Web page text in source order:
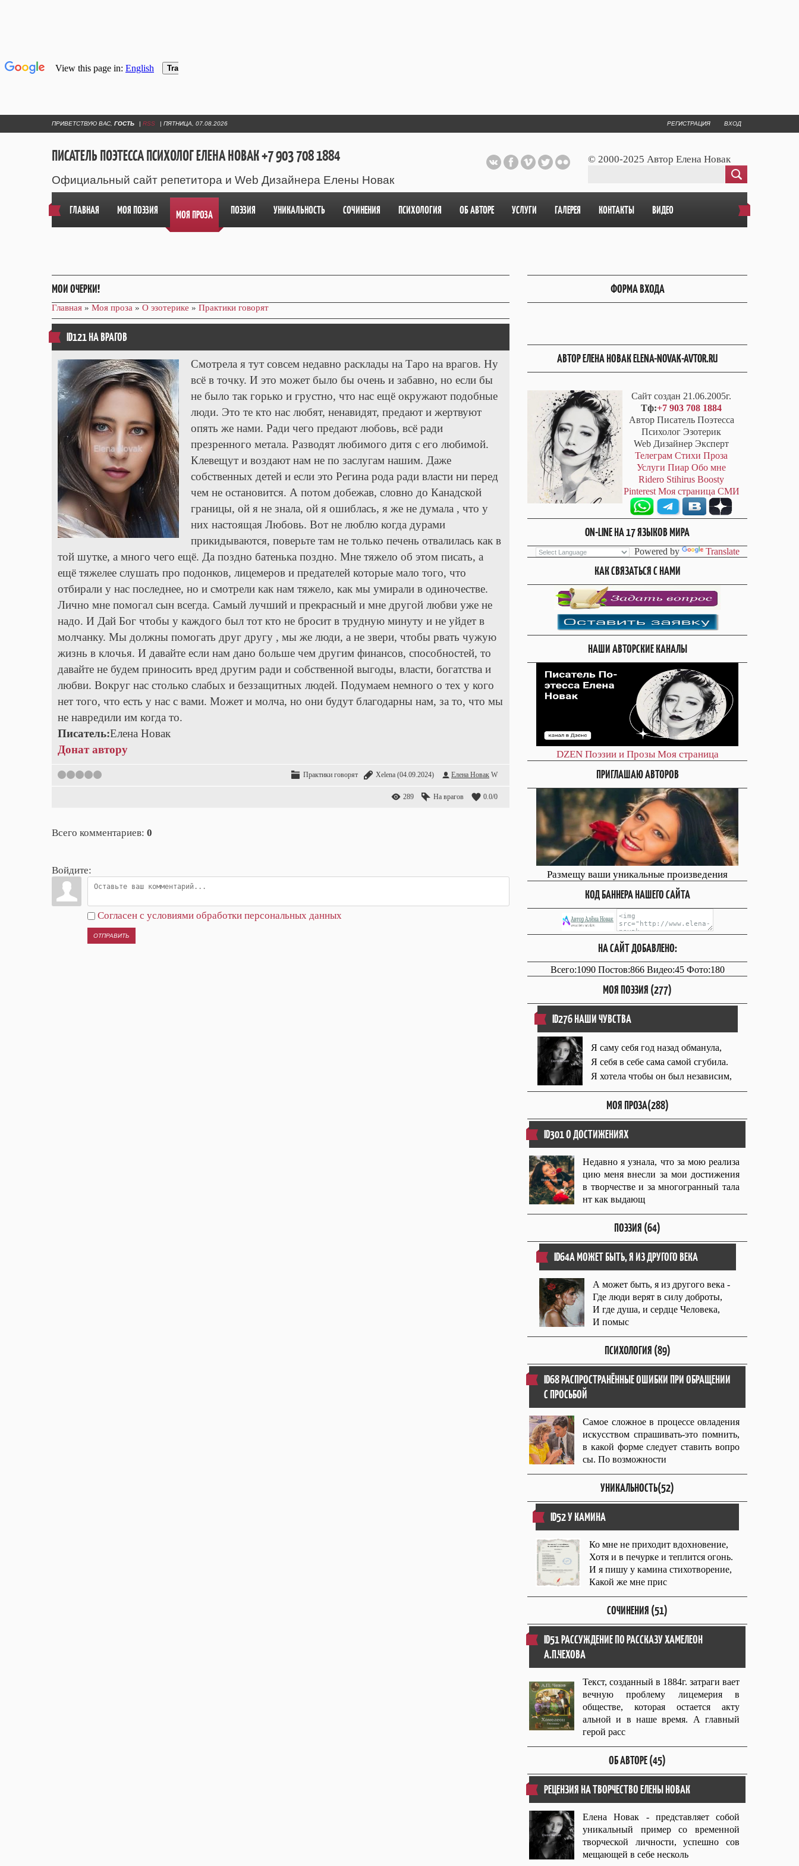
ПРИВЕТСТВУЮ ВАС ГОСТЬ | RSS | ПЯТНИЦА, 07.08.2026 РЕГИСТРАЦИЯ ВХОД
ПИСАТЕЛЬ ПОЭТЕССА ПСИХОЛОГ ЕЛЕНА НОВАК +7 903 708 1884
Официальный сайт репетитора и Web Дизайнера Елены Новак
© 2000-2025 Автор Елена Новак
ГЛАВНАЯ МОЯ ПОЭЗИЯ МОЯ ПРОЗА ПОЭЗИЯ УНИКАЛЬНОСТЬ СОЧИНЕНИЯ ПСИХОЛОГИЯ ОБ АВТОРЕ УСЛУГИ ГАЛЕРЕЯ КОНТАКТЫ ВИДЕО
МОИ ОЧЕРКИ!
Главная » Моя проза » О эзотерике » Практики говорят
ID121 НА ВРАГОВ
Смотрела я тут совсем недавно расклады на Таро на врагов. Ну
всё в точку. И это может было бы очень и забавно, но если бы
не было так горько и грустно, что нас ещё окружают подобные
люди. Это те кто нас любят, ненавидят, предают и жертвуют
опять же нами. Ради чего предают любовь, всё ради
презренного метала. Разводят любимого дитя с его любимой.
Клевещут и воздают нам не по заслугам нашим. Даже
собственных детей и если это Регина рода ради власти ни перед
чем не остановится. А потом добежав, словно до Канадской
границы, ой я не знала, ой я ошиблась, я же не думала , что у
них настоящая Любовь. Вот не люблю когда дурами
прикидываются, поверьте там не только печень отвалилась как в
той шутке, а много чего ещё. Да поздно батенька поздно. Мне тяжело об этом писать, а
ещё тяжелее слушать про подонков, лицемеров и предателей которые мало того, что
отбирали у нас последнее, но и смотрели как нам тяжело, как мы умирали в одиночестве.
Лично мне помогал сын всегда. Самый лучший и прекрасный и мне другой любви уже не
надо. И Дай Бог чтобы у каждого был тот кто не бросит в трудную минуту и не уйдет в
молчанку. Мы должны помогать друг другу , мы же люди, а не звери, чтобы рвать чужую
жизнь в клочья. И давайте если нам дано больше чем другим финансов, способностей, то
давайте не будем приносить вред другим ради и собственной выгоды, власти, богатства и
любви. Вокруг нас столько слабых и беззащитных людей. Подумаем немного о тех у кого
нет того, что есть у нас с вами. Может и молча, но они будут благодарны нам, за то, что мы
не навредили им когда то.
Писатель:Елена Новак
Донат автору
1 2 3 4 Практики говорят Xelena (04.09.2024) Елена Новак W
289 На врагов 0.0/0
Всего комментариев: 0
Войдите:
Согласен с условиями обработки персональных данных
ОТПРАВИТЬ
ФОРМА ВХОДА
АВТОР ЕЛЕНА НОВАК ELENA-NOVAK-AVTOR.RU
Сайт создан 21.06.2005г.
Тф:+7 903 708 1884
Автор Писатель Поэтесса
Психолог Эзотерик
Web Дизайнер Эксперт
Телеграм Стихи Проза
Услуги Пиар Обо мне
Ridero Stihirus Boosty
Pinterest Моя страница СМИ
ON-LINE НА 17 ЯЗЫКОВ МИРА
Powered by Translate
КАК СВЯЗАТЬСЯ С НАМИ
НАШИ АВТОРСКИЕ КАНАЛЫ
DZEN Поэзии и Прозы Моя страница
ПРИГЛАШАЮ АВТОРОВ
Размещу ваши уникальные произведения
КОД БАННЕРА НАШЕГО САЙТА
НА САЙТ ДОБАВЛЕНО:
Всего:1090 Постов:866 Видео:45 Фото:180
МОЯ ПОЭЗИЯ (277)
ID276 НАШИ ЧУВСТВА
Я саму себя год назад обманула,
Я себя в себе сама самой сгубила.
Я хотела чтобы он был независим,
МОЯ ПРОЗА(288)
ID301 О ДОСТИЖЕНИЯХ
Недавно я узнала, что за мою реализа
цию меня внесли за мои достижения
в творчестве и за многогранный тала
нт как выдающ
ПОЭЗИЯ (64)
ID64А МОЖЕТ БЫТЬ, Я ИЗ ДРУГОГО ВЕКА
А может быть, я из другого века -
Где люди верят в силу доброты,
И где душа, и сердце Человека,
И помыс
ПСИХОЛОГИЯ (89)
ID68 РАСПРОСТРАНЁННЫЕ ОШИБКИ ПРИ ОБРАЩЕНИИ
С ПРОСЬБОЙ
Самое сложное в процессе овладения
искусством спрашивать-это помнить,
в какой форме следует ставить вопро
сы. По возможности
УНИКАЛЬНОСТЬ(52)
ID52 У КАМИНА
Ко мне не приходит вдохновение,
Хотя и в печурке и теплится огонь.
И я пишу у камина стихотворение,
Какой же мне прис
СОЧИНЕНИЯ (51)
ID51 РАССУЖДЕНИЕ ПО РАССКАЗУ ХАМЕЛЕОН
А.П.ЧЕХОВА
Текст, созданный в 1884г. затраги вает
вечную проблему лицемерия в
обществе, которая остается акту
альной и в наше время. А главный
герой расс
ОБ АВТОРЕ (45)
РЕЦЕНЗИЯ НА ТВОРЧЕСТВО ЕЛЕНЫ НОВАК
Елена Новак - представляет собой
уникальный пример со временной
творческой личности, успешно сов
мещающей в себе несколь